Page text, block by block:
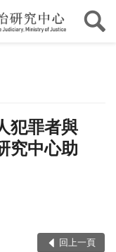
犯罪者與
究中心助
回上一頁